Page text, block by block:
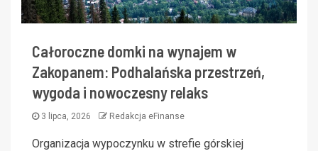
Całoroczne domki na wynajem w
Zakopanem: Podhalańska przestrzeń,
wygoda i nowoczesny relaks
3 lipca, 2026 Redakcja eFinanse
Organizacja wypoczynku w strefie górskiej